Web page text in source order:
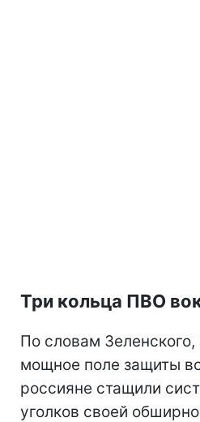
Три кольца ПВО
По словам Зеленского,
мощное поле защиты
россияне стащили
уголков своей